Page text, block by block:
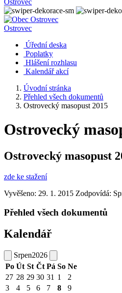
Ostrovec
Ostrovec
Úřední deska
Poplatky
Hlášení rozhlasu
Kalendář akcí
Úvodní stránka
Přehled všech dokumentů
Ostrovecký masopust 2015
Ostrovecký
Ostrovecký masopust
zde ke stažení
Vyvěšeno: 29. 1. 2015 Zodpovídá:
Přehled všech dokumentů
Kalendář
Srpen2026
Po Út St Čt Pá So Ne
27 28 29 30 31 1
2
3
4 5 6 7 8
9